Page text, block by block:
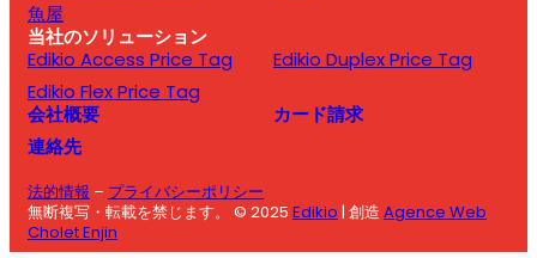
魚屋
当社のソリューション
Edikio Access Price Tag
Edikio Duplex Price Tag
Edikio Flex Price Tag
会社概要
カード請求
連絡先
法的情報 – プライバシーポリシー
無断複写・転載を禁じます。 © 2025 Edikio | 創造 Agence Web
Cholet Enjin